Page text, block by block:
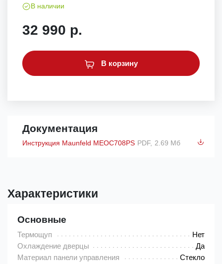
В наличии
32 990 р.
В корзину
Документация
Инструкция Maunfeld MEOC708PS PDF, 2.69 Мб
Характеристики
Основные
Термощуп
Нет
Охлаждение дверцы
Да
Материал панели управления
Стекло